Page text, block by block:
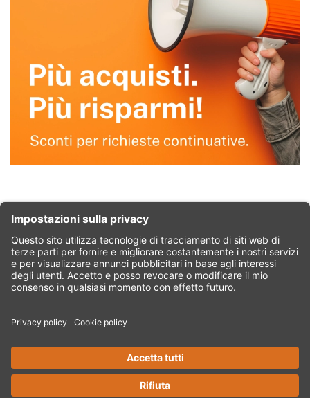
©2026 Comas S.r.l. Società soggetta all’attività di direzione e